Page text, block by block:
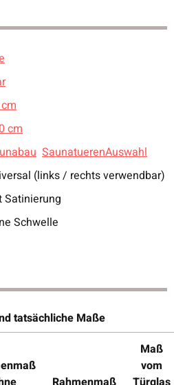
cm
SaunatuerenAuswahl
(links / rechts verwendbar)
Satinierung
Schwelle
tatsächliche Maße
Maß
vom